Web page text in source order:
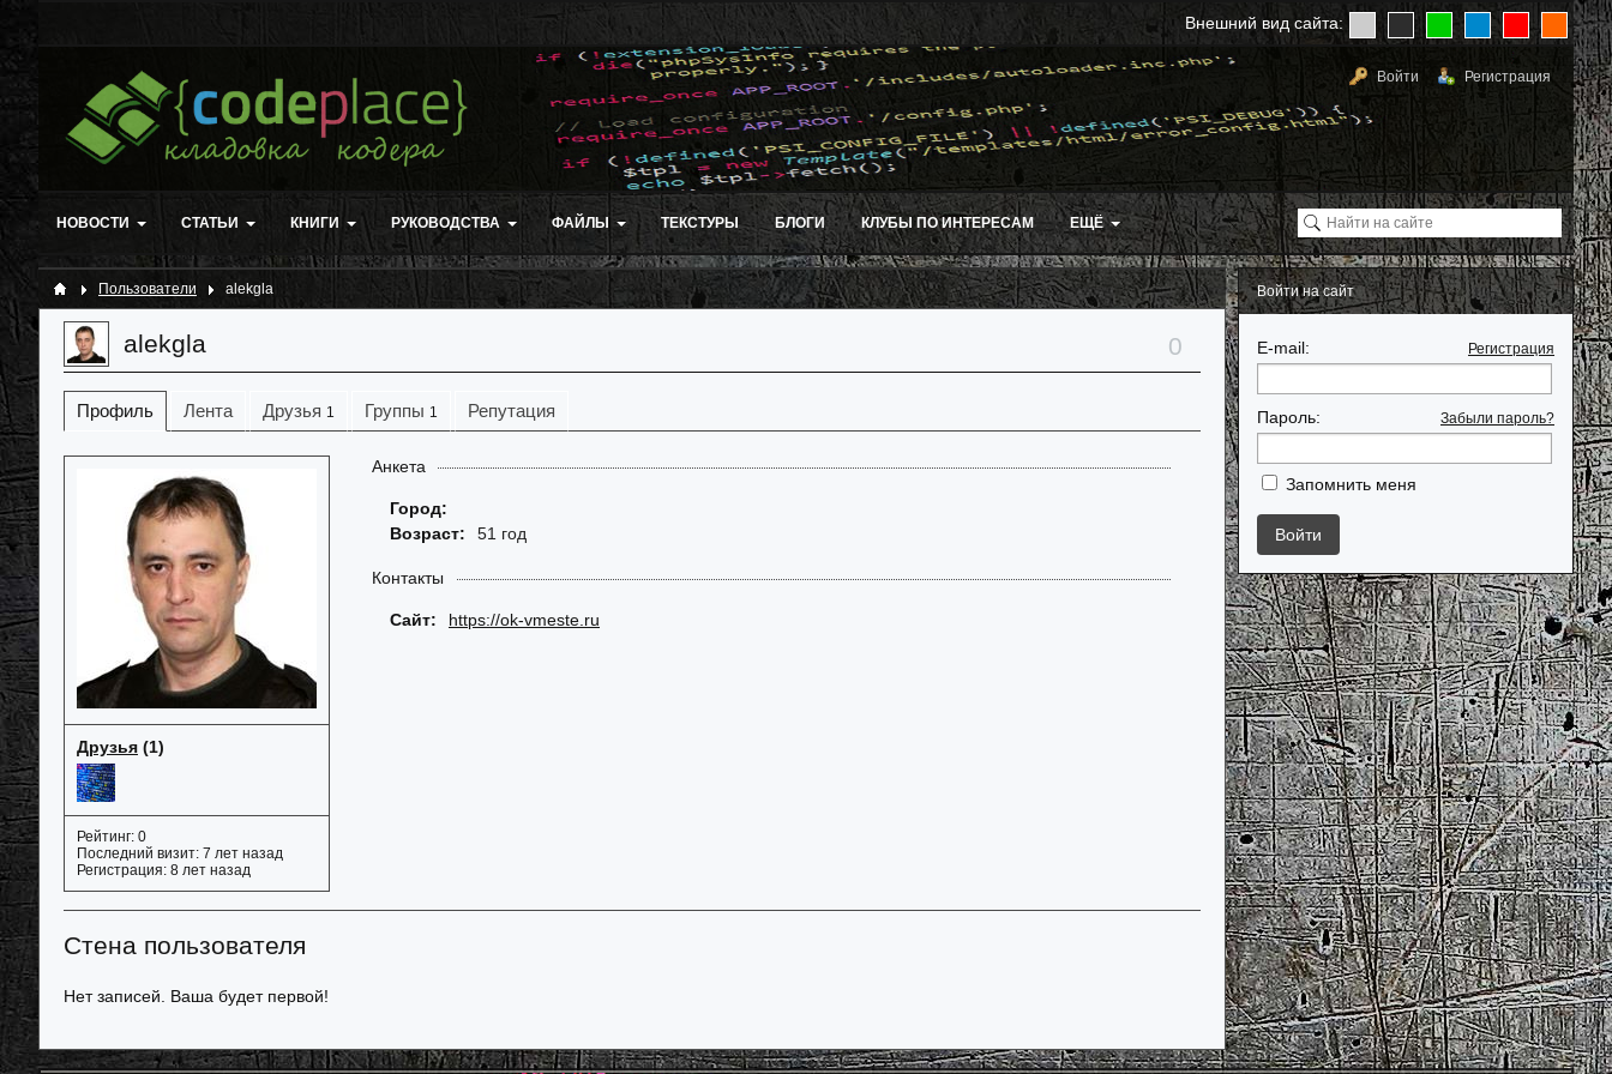
Внешний вид сайта:
Войти Регистрация
НОВОСТИ СТАТЬИ КНИГИ РУКОВОДСТВА ФАЙЛЫ ТЕКСТУРЫ БЛОГИ КЛУБЫ ПО ИНТЕРЕСАМ ЕЩЁ
Пользователи alekgla
0
alekgla
Профиль Лента Друзья 1 Группы 1 Репутация
Друзья (1)
Рейтинг: 0
Последний визит: 7 лет назад
Регистрация: 8 лет назад
Анкета
Город:
Возраст:
51 год
Контакты
Сайт: https://ok-vmeste.ru
Стена пользователя
Нет записей. Ваша будет первой!
Войти на сайт
E-mail: Регистрация
Пароль: Забыли пароль?
Запомнить меня